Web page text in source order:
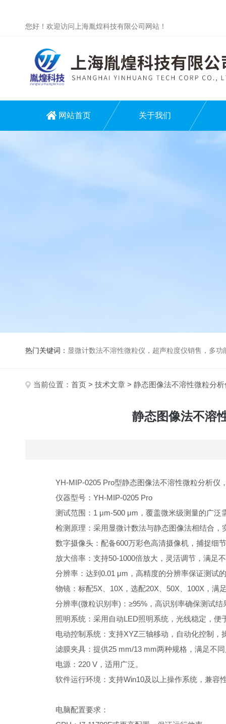
您好！欢迎访问上海胤煌科技有限公司网站！
网站首页 关于我们
热门关键词： 显微计数法不溶性微粒仪，超声粒度仪销售，多功能超声粒度分析仪，粒度及
当前位置： 首页 > 技术文章 > 静态图像法不溶性微粒分
静态图像法不溶
YH-MIP-0205 Pro型静态图像法不溶性微粒分析仪
仪器型号：YH-MIP-0205 Pro
测试范围：1 μm-500 μm，覆盖微米级测量的广泛
检测原理：采用显微计数法与静态图像法相结合，
数字摄像头：配备600万彩色高清摄像机，捕捉细
放大倍率：支持50-1000倍放大，灵活调节，满足
分辨率：达到0.01 μm，高精度的分辨率保证测试
物镜：标配5X、10X，选配20X、50X、100X，满
分辨率(微粒识别率)：≥95%，高识别率确保测试结
照明系统：采用自动LED照明系统，光线稳定，便
电动控制系统：支持XYZ三轴移动，自动化控制，
滤膜夹具：提供25 mm/13 mm两种规格，满足不同
电源：220 V，适用广泛。
软件运行环境：支持Win10及以上操作系统，兼容
电脑配置要求：